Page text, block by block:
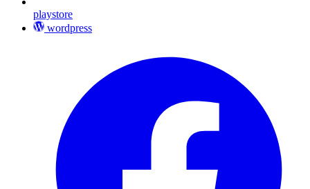
playstore
wordpress